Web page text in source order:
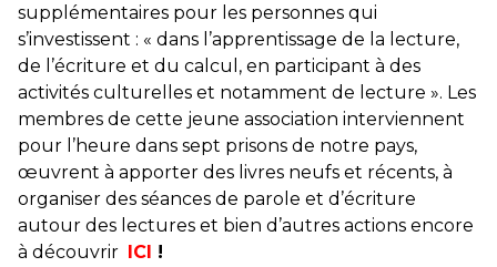
supplémentaires pour les personnes qui
s’investissent : « dans l’apprentissage de la lecture,
de l’écriture et du calcul, en participant à des
activités culturelles et notamment de lecture ». Les
membres de cette jeune association interviennent
pour l’heure dans sept prisons de notre pays,
œuvrent à apporter des livres neufs et récents, à
organiser des séances de parole et d’écriture
autour des lectures et bien d’autres actions encore
à découvrir ICI !